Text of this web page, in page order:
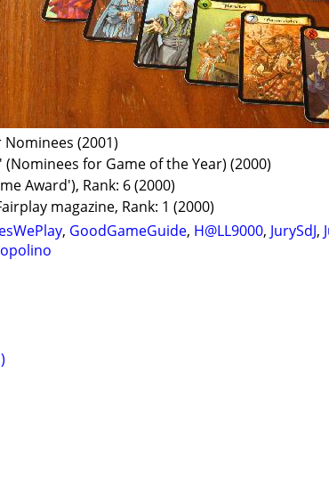
(2001)
for Game of the Year) (2000)
Award'), Rank: 6 (2000)
magazine, Rank: 1 (2000)
, GoodGameGuide, H@LL9000, JurySdJ,